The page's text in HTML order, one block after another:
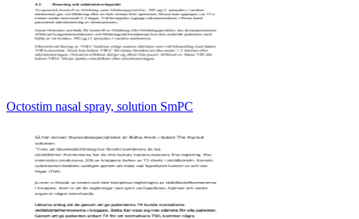
Octostim nasal spray, solution SmPC